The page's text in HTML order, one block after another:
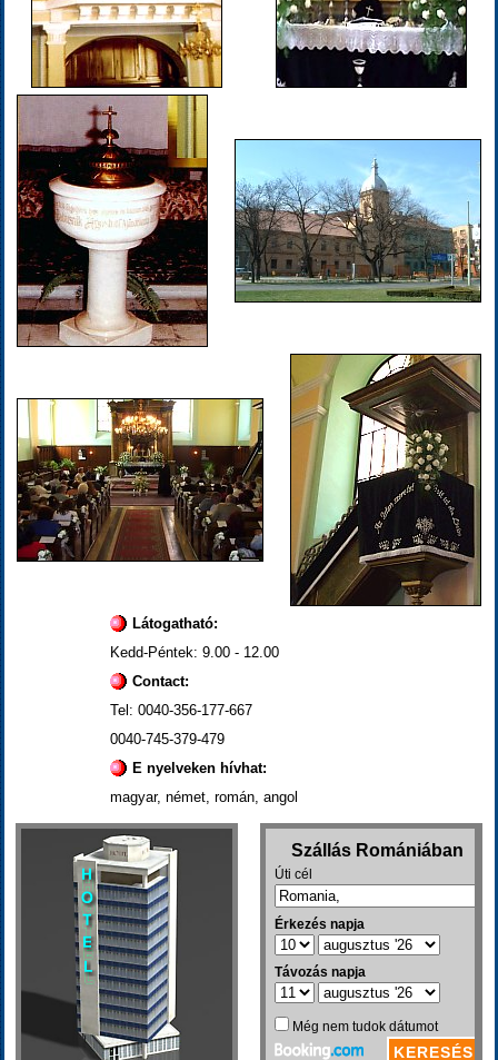
Látogatható:
Kedd-Péntek: 9.00 - 12.00
Contact:
Tel: 0040-356-177-667
0040-745-379-479
E nyelveken hívhat:
magyar, német, román, angol